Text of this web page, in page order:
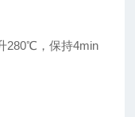
280℃，保持4min